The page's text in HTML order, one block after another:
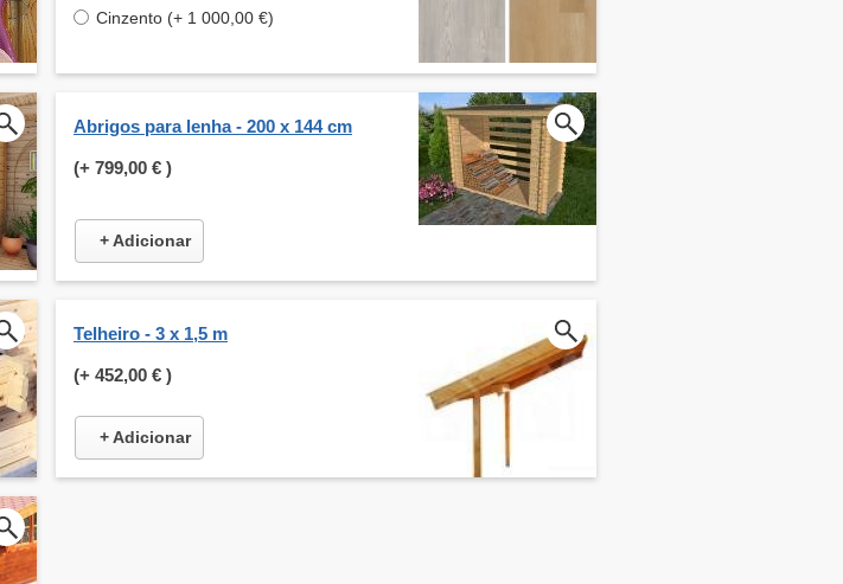
Cinzento (+ 1 000,00 €)
Abrigos para lenha - 200 x 144 cm
(+ 799,00 € )
+ Adicionar
Telheiro - 3 x 1,5 m
(+ 452,00 € )
+ Adicionar